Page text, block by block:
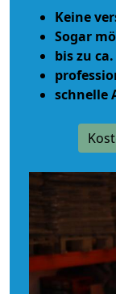
Keine
Sogar
bis zu
schnelle